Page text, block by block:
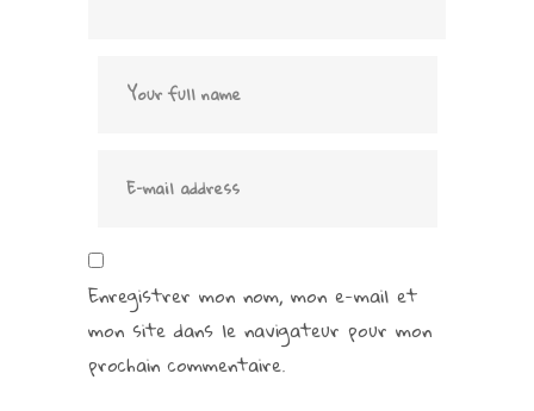
Enregistrer mon nom, mon e-mail et
mon site dans le navigateur pour mon
prochain commentaire.